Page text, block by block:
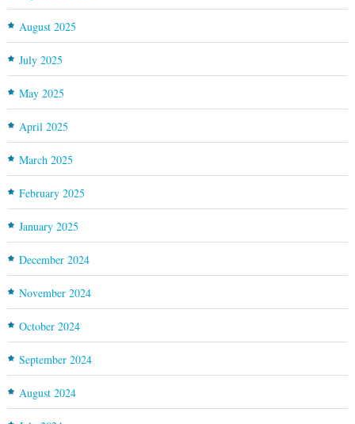
August 2025
July 2025
May 2025
April 2025
March 2025
February 2025
January 2025
December 2024
November 2024
October 2024
September 2024
August 2024